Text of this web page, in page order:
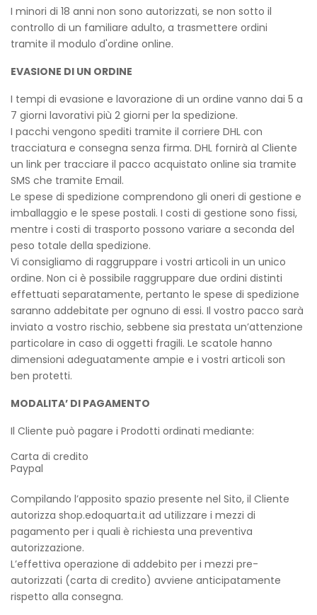
I minori di 18 anni non sono autorizzati, se non sotto il
controllo di un familiare adulto, a trasmettere ordini
tramite il modulo d'ordine online.
EVASIONE DI UN ORDINE
I tempi di evasione e lavorazione di un ordine vanno dai 5 a
7 giorni lavorativi più 2 giorni per la spedizione.
I pacchi vengono spediti tramite il corriere DHL con
tracciatura e consegna senza firma. DHL fornirà al Cliente
un link per tracciare il pacco acquistato online sia tramite
SMS che tramite Email.
Le spese di spedizione comprendono gli oneri di gestione e
imballaggio e le spese postali. I costi di gestione sono fissi,
mentre i costi di trasporto possono variare a seconda del
peso totale della spedizione.
Vi consigliamo di raggruppare i vostri articoli in un unico
ordine. Non ci è possibile raggruppare due ordini distinti
effettuati separatamente, pertanto le spese di spedizione
saranno addebitate per ognuno di essi. Il vostro pacco sarà
inviato a vostro rischio, sebbene sia prestata un’attenzione
particolare in caso di oggetti fragili. Le scatole hanno
dimensioni adeguatamente ampie e i vostri articoli son
ben protetti.
MODALITA’ DI PAGAMENTO
Il Cliente può pagare i Prodotti ordinati mediante:
Carta di credito
Paypal
Compilando l’apposito spazio presente nel Sito, il Cliente
autorizza shop.edoquarta.it ad utilizzare i mezzi di
pagamento per i quali è richiesta una preventiva
autorizzazione.
L’effettiva operazione di addebito per i mezzi pre-
autorizzati (carta di credito) avviene anticipatamente
rispetto alla consegna.